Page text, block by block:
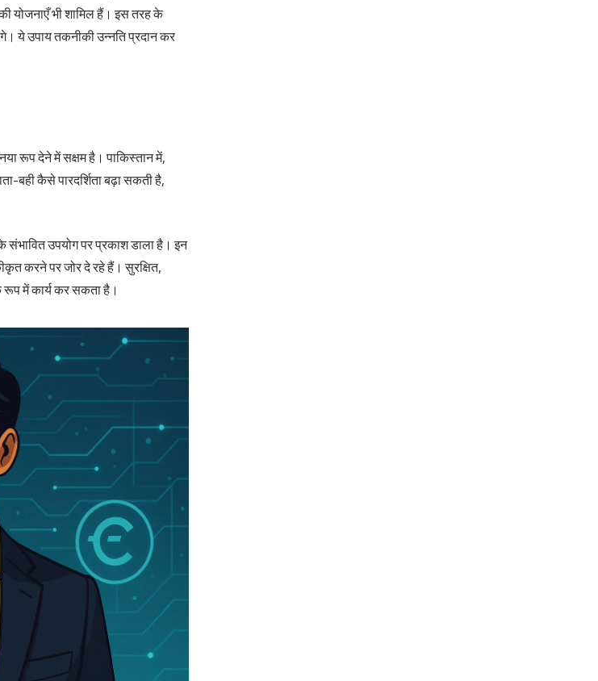
योजनाएँ भी शामिल हैं। इस तरह के
ये उपाय तकनीकी उन्नति प्रदान कर
रूप देने में सक्षम है। पाकिस्तान में,
बही कैसे पारदर्शिता बढ़ा सकती है,
संभावित उपयोग पर प्रकाश डाला है। इन
करने पर जोर दे रहे हैं। सुरक्षित,
रूप में कार्य कर सकता है।